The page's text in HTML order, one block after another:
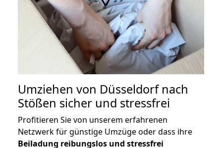
Umziehen von Düsseldorf nach
Stößen sicher und stressfrei
Profitieren Sie von unserem erfahrenen
Netzwerk für günstige Umzüge oder dass ihre
Beiladung reibungslos und stressfrei